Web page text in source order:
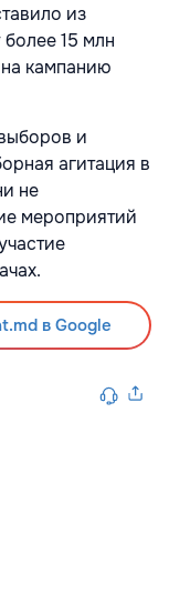
из
15 млн
кампанию
и
агитация в
не
мероприятий
в Google